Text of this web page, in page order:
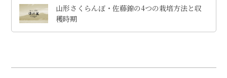
山形さくらんぼ・佐藤錦の4つの栽培方法と収
穫時期